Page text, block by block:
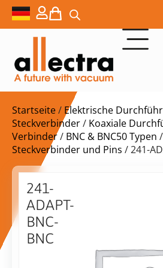
Startseite/ Elektrische
Steckverbinder/ Koaxiale
Verbinder/ BNC & BNC50 Typen /
Steckverbinder und Pins / 241-
241-
ADAPT-
BNC-
BNC
auf
Anfrage
Zur